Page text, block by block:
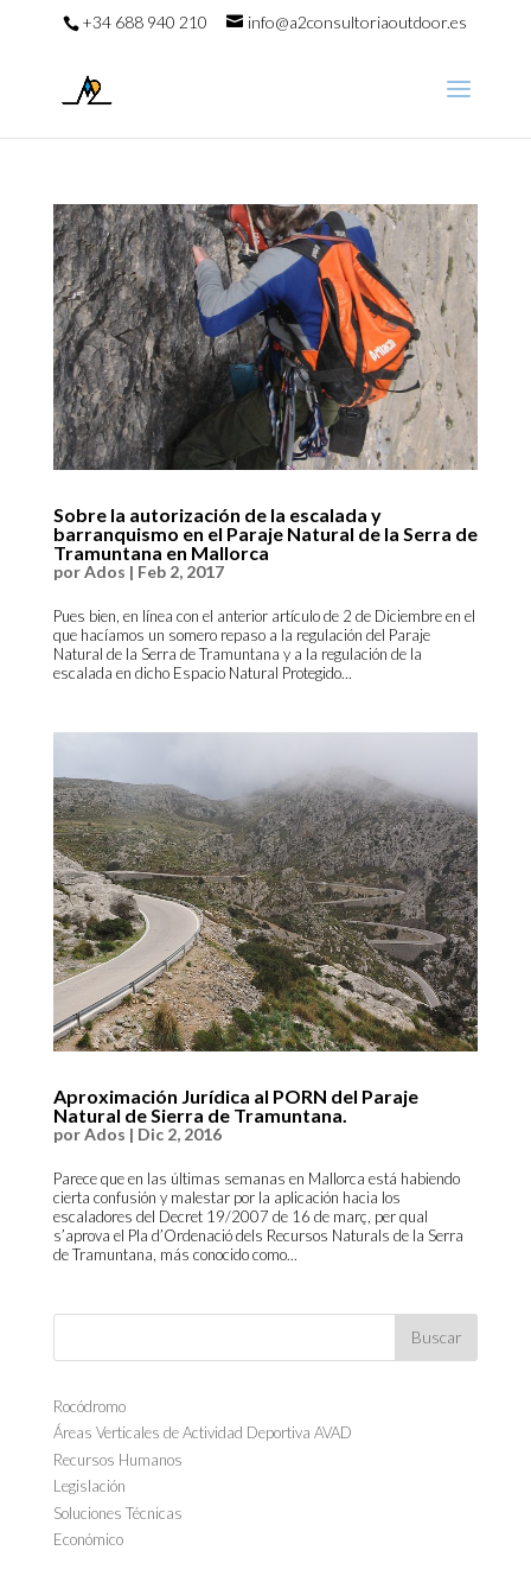
+34 688 940 210 info@a2consultoriaoutdoor.es
Sobre la autorización de la escalada y
barranquismo en el Paraje Natural de la Serra de
Tramuntana en Mallorca
porAdos | Feb 2, 2017
Pues bien, en línea con el anterior artículo de 2 de Diciembre en el
que hacíamos un somero repaso a la regulación del Paraje
Natural de la Serra de Tramuntana y a la regulación de la
escalada en dicho Espacio Natural Protegido...
Aproximación Jurídica al PORN del Paraje
Natural de Sierra de Tramuntana.
porAdos | Dic 2, 2016
Parece que en las últimas semanas en Mallorca está habiendo
cierta confusión y malestar por la aplicación hacia los
escaladores del Decret 19/2007 de 16 de març, per qual
s’aprova el Pla d’Ordenació dels Recursos Naturals de la Serra
de Tramuntana, más conocido como...
Rocódromo
Áreas Verticales de Actividad Deportiva AVAD
Recursos Humanos
Legislación
Soluciones Técnicas
Económico